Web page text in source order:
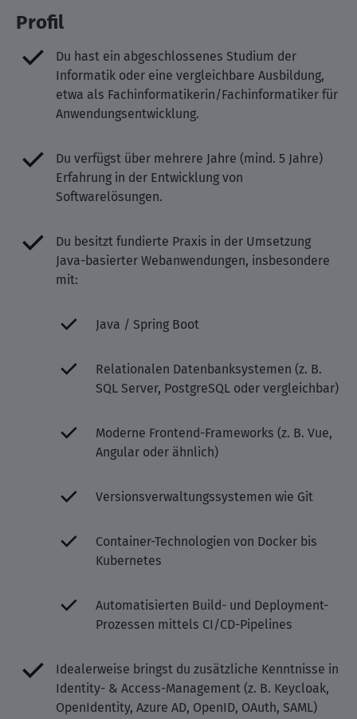
Profil
Du hast ein abgeschlossenes Studium der
Informatik oder eine vergleichbare Ausbildung,
etwa als Fachinformatikerin/Fachinformatiker für
Anwendungsentwicklung.
Du verfügst über mehrere Jahre (mind. 5 Jahre)
Erfahrung in der Entwicklung von
Softwarelösungen.
Du besitzt fundierte Praxis in der Umsetzung
Java-basierter Webanwendungen, insbesondere
mit:
Java / Spring Boot
Relationalen Datenbanksystemen (z. B.
SQL Server, PostgreSQL oder vergleichbar)
Moderne Frontend-Frameworks (z. B. Vue,
Angular oder ähnlich)
Versionsverwaltungssystemen wie Git
Container-Technologien von Docker bis
Kubernetes
Automatisierten Build- und Deployment-
Prozessen mittels CI/CD-Pipelines
Idealerweise bringst du zusätzliche Kenntnisse in
Identity- & Access-Management (z. B. Keycloak,
OpenIdentity, Azure AD, OpenID, OAuth, SAML)